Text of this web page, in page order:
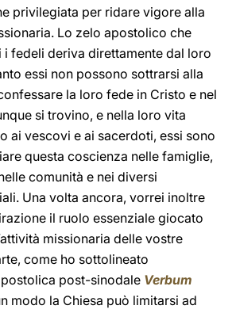
privilegiata per ridare vigore alla
Lo zelo apostolico che
i fedeli deriva direttamente dal loro
essi non possono sottrarsi alla
la loro fede in Cristo e nel
si trovino, e nella loro vita
ai vescovi e ai sacerdoti, essi sono
questa coscienza nelle famiglie,
comunità e nei diversi
Una volta ancora, vorrei inoltre
il ruolo essenziale giocato
missionaria delle vostre
come ho sottolineato
post-sinodale Verbum
modo la Chiesa può limitarsi ad